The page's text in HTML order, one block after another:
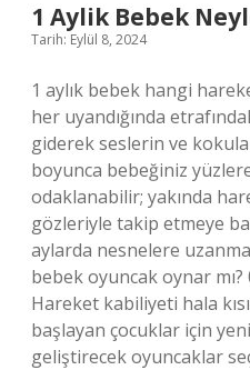
1 Aylik Bebek
Tarih: Eylül 8, 2024
1 aylık bebek hangi
her uyandığında
giderek seslerin ve
boyunca bebeğiniz
odaklanabilir; yakında
gözleriyle takip etmeye
aylarda nesnelere
bebek oyuncak oynar mı?
Hareket kabiliyeti hala
başlayan çocuklar için
geliştirecek oyuncaklar